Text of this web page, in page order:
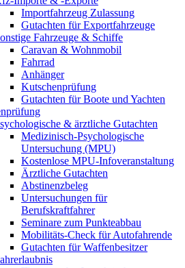
Importfahrzeug Zulassung
Gutachten für Exportfahrzeuge
Fahrzeuge & Schiffe
Caravan & Wohnmobil
Fahrrad
Anhänger
Kutschenprüfung
Gutachten für Boote und Yachten
& ärztliche Gutachten
Medizinisch-Psychologische
Untersuchung (MPU)
Kostenlose MPU-Infoveranstaltung
Ärztliche Gutachten
Abstinenzbeleg
Untersuchungen für
Berufskraftfahrer
Seminare zum Punkteabbau
Mobilitäts-Check für Autofahrende
Gutachten für Waffenbesitzer